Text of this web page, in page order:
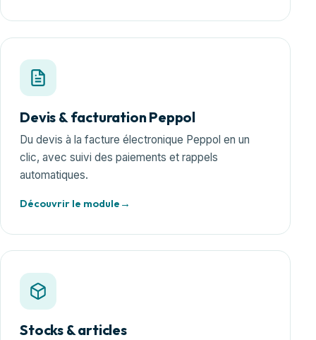
Devis & facturation Peppol
Du devis à la facture électronique Peppol en un
clic, avec suivi des paiements et rappels
automatiques.
Découvrir le module
Stocks & articles